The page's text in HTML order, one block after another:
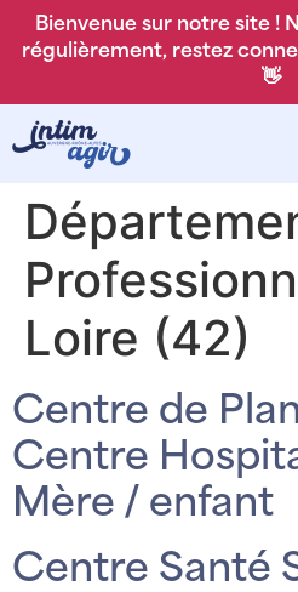
Bienvenue sur notre site !
régulièrement, restez
👋
Loire (42)
Centre de
Centre
Mère / enfant
Centre Santé